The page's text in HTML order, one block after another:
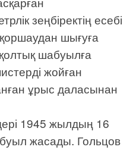
зеңбіректің есебі
шығуға
шабуылға
жойған
ұрыс даласынан
1945 жылдың 16
жасады. Гольцов